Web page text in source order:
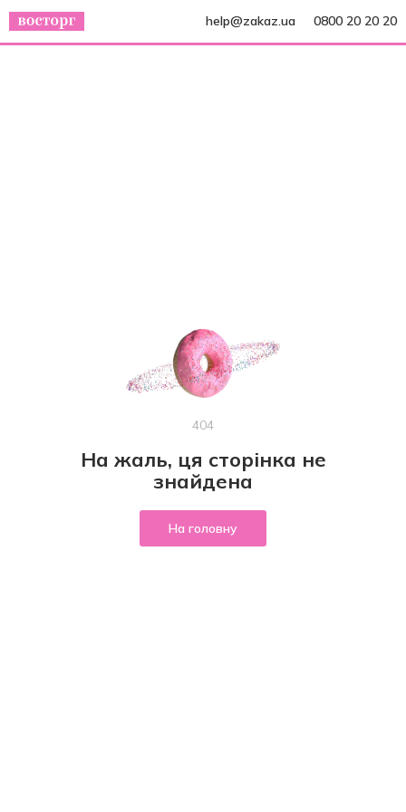
help@zakaz.ua 0800 20 20 20
404
На жаль, ця сторінка не
знайдена
На головну